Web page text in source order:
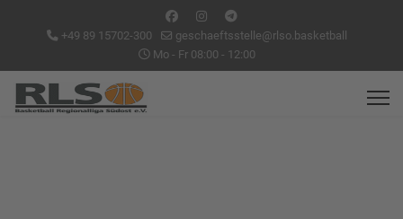
+49 89 15702-300
geschaeftsstelle@rlso.basketball
Mo - Fr 08:00 - 12:00